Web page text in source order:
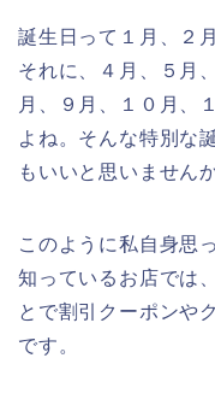
誕生日って１月、２
それに、４月、５月
月、９月、１０月、
よね。そんな特別な
もいいと思いません
このように私自身思
知っているお店では
とで割引クーポンや
です。